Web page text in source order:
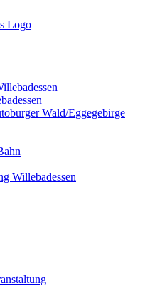
Wald/Eggegebirge
Willebadessen